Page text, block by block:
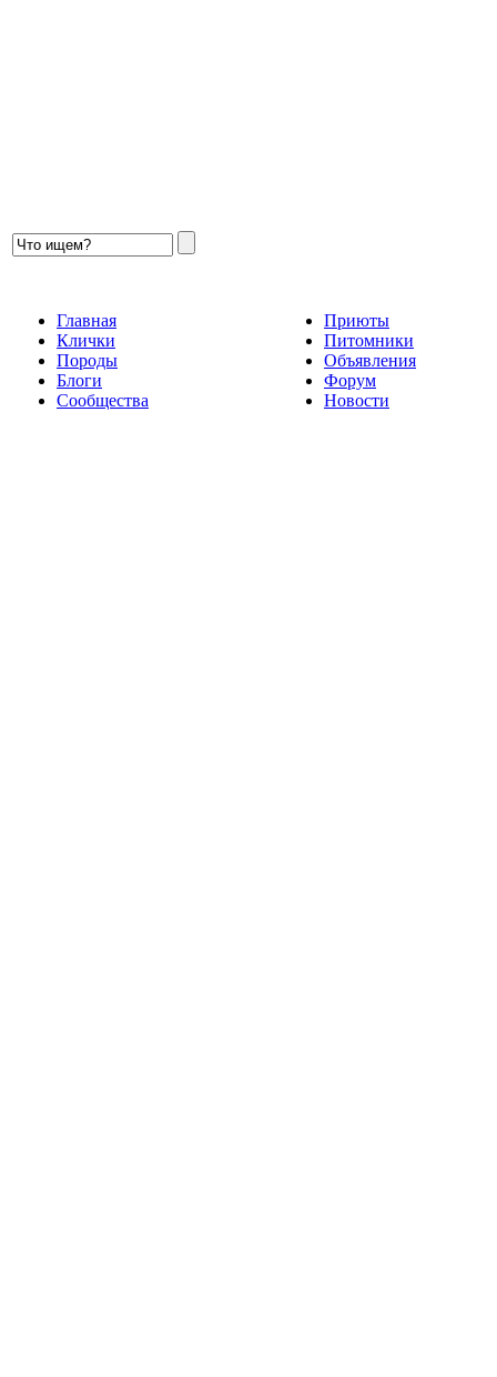
Главная
Клички
Породы
Блоги
Сообщества
Приюты
Питомники
Объявления
Форум
Новости